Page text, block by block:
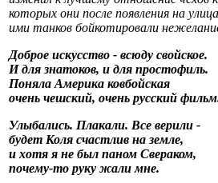
которых они после появления на
ими танков бойкотировали
Доброе искусство - всюду свойское.
И для знатоков, и для простофиль.
Поняла Америка ковбойская
очень чешский, очень русский
Улыбались. Плакали. Все верили -
будет Коля счастлив на земле,
и хотя я не был паном Свераком,
почему-то руку жали мне.